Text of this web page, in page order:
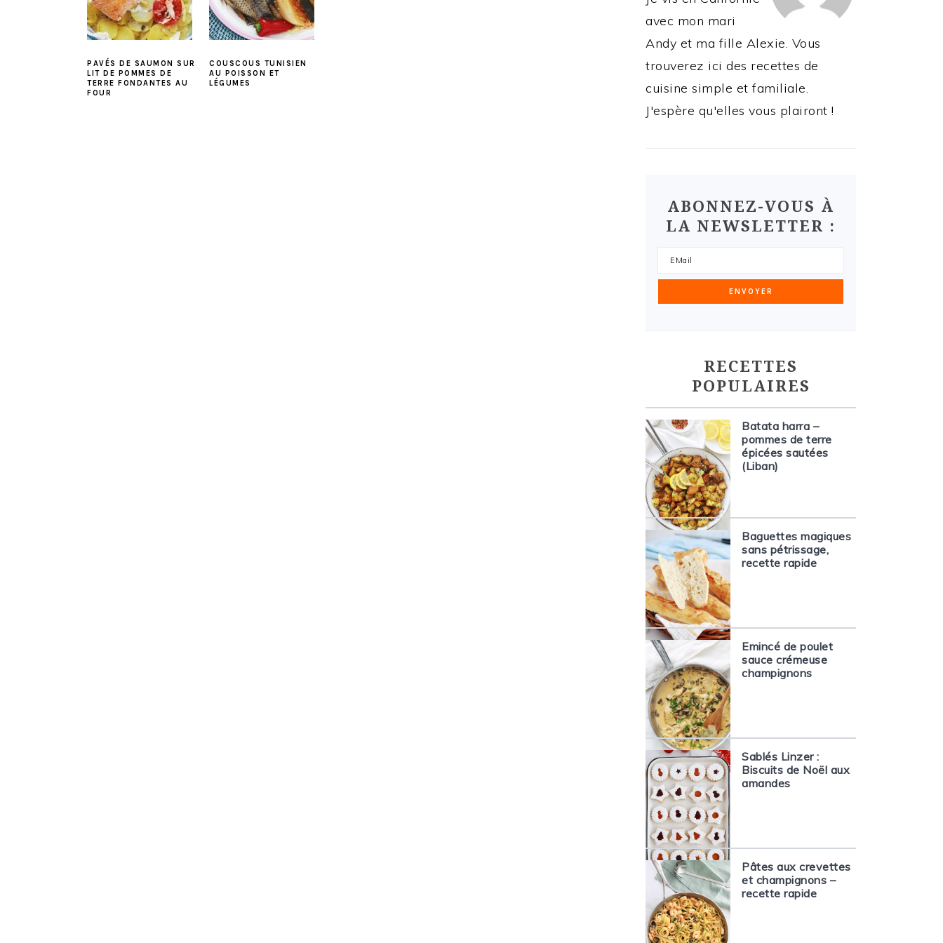
PAVÉS DE SAUMON SUR
LIT DE POMMES DE
TERRE FONDANTES AU
FOUR
COUSCOUS TUNISIEN
AU POISSON ET
LÉGUMES
avec mon mari
Andy et ma fille Alexie. Vous
trouverez ici des recettes de
cuisine simple et familiale.
J'espère qu'elles vous plairont !
ABONNEZ-VOUS À
LA NEWSLETTER :
RECETTES
POPULAIRES
Batata harra –
pommes de terre
épicées sautées
(Liban)
Baguettes magiques
sans pétrissage,
recette rapide
Emincé de poulet
sauce crémeuse
champignons
Sablés Linzer :
Biscuits de Noël aux
amandes
Pâtes aux crevettes
et champignons –
recette rapide